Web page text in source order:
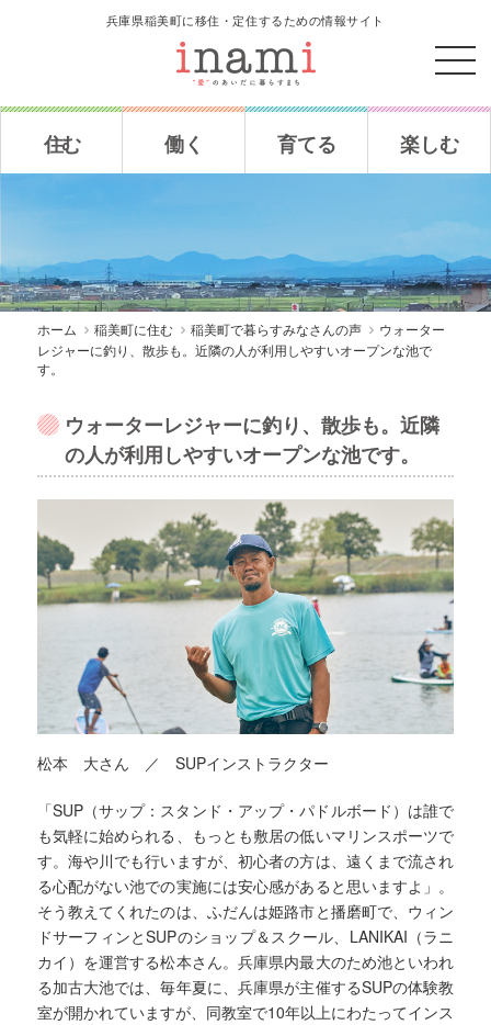
兵庫県稲美町に移住・定住するための情報サイト
住む 働く 育てる 楽しむ
ホーム 稲美町に住む 稲美町で暮らすみなさんの声
ウォーター
レジャーに釣り、散歩も。近隣の人が利用しやすいオープンな池で
す。
ウォーターレジャーに釣り、散歩も。近隣
の人が利用しやすいオープンな池です。
松本 大さん ／ SUPインストラクター
「SUP（サップ：スタンド・アップ・パドルボード）は誰で
も気軽に始められる、もっとも敷居の低いマリンスポーツで
す。海や川でも行いますが、初心者の方は、遠くまで流され
る心配がない池での実施には安心感があると思いますよ」。
そう教えてくれたのは、ふだんは姫路市と播磨町で、ウィン
ドサーフィンとSUPのショップ＆スクール、LANIKAI（ラニ
カイ）を運営する松本さん。兵庫県内最大のため池といわれ
る加古大池では、毎年夏に、兵庫県が主催するSUPの体験教
室が開かれていますが、同教室で10年以上にわたってインス